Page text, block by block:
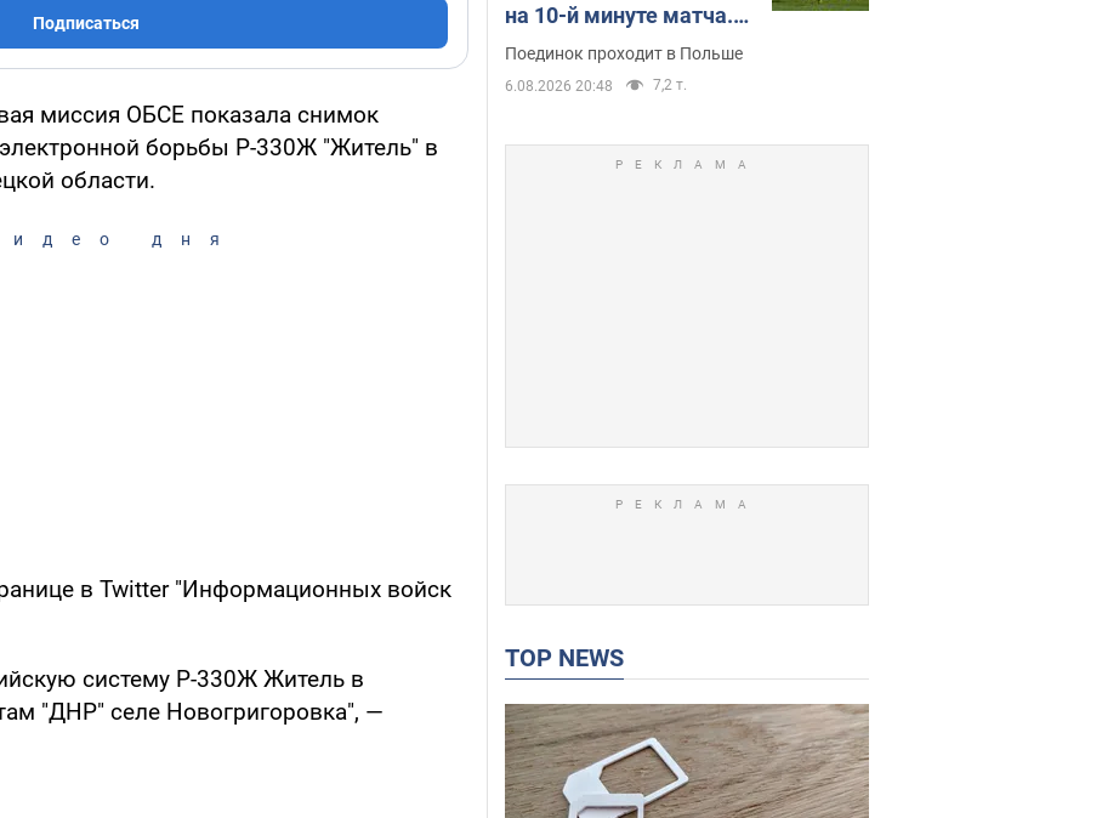
Подписаться
миссия ОБСЕ показала снимок
борьбы Р-330Ж "Житель" в
области.
дня
в Twitter "Информационных войск
систему Р-330Ж Житель в
"ДНР" селе Новогригоровка", —
на 10-й минуте матча.
Видео
Поединок проходит в Польше
6.08.2026 20:48 7,2 т.
TOP NEWS